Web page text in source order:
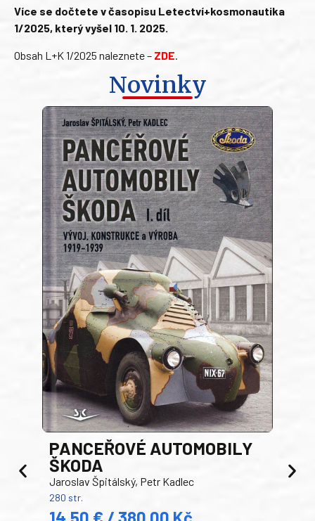
Více se dočtete v časopisu Letectví+kosmonautika
1/2025, který vyšel 10. 1. 2025.
Obsah L+K 1/2025 naleznete – ZDE
Novinky
PANCEŘOVÉ AUTOMOBILY
ŠKODA
Jaroslav Špitálský, Petr Kadlec
280 str.